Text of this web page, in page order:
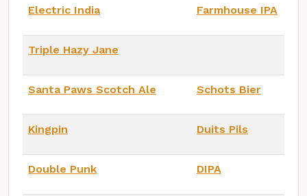
Electric India Farmhouse IPA
Triple Hazy Jane
Santa Paws Scotch Ale Schots Bier
Kingpin Duits Pils
Double Punk DIPA